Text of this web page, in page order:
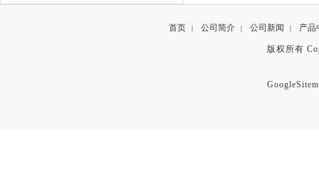
首页 | 公司简介 | 公司新闻 | 产品
版权所有